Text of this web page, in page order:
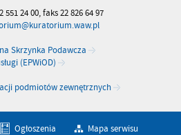
24 00, faks 22 826 64 97
Skrzynka Podawcza
(EPWiOD)
podmiotów zewnętrznych
Ogłoszenia Mapa serwisu